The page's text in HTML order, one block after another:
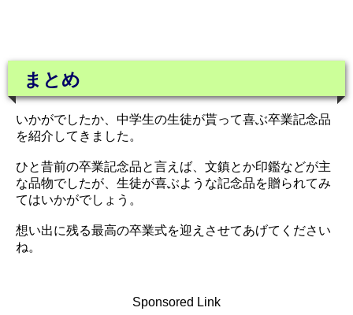
まとめ
いかがでしたか、中学生の生徒が貰って喜ぶ卒業記念品
を紹介してきました。
ひと昔前の卒業記念品と言えば、文鎮とか印鑑などが主
な品物でしたが、生徒が喜ぶような記念品を贈られてみ
てはいかがでしょう。
想い出に残る最高の卒業式を迎えさせてあげてください
ね。
Sponsored Link